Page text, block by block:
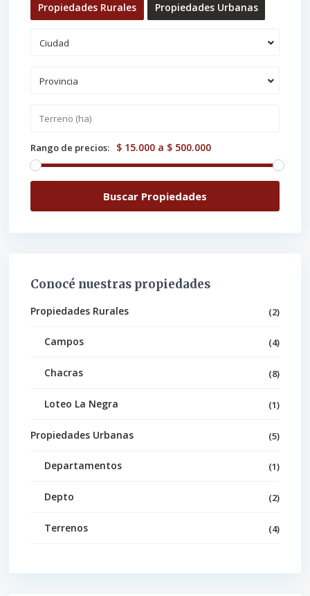
Propiedades Rurales Propiedades Urbanas
Ciudad
Provincia
Rango de precios: $ 15.000 a $ 500.000
Conocé nuestras propiedades
Propiedades Rurales (2)
Campos (4)
Chacras (8)
Loteo La Negra (1)
Propiedades Urbanas (5)
Departamentos (1)
Depto (2)
Terrenos (4)